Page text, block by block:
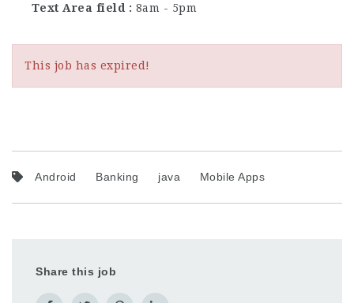
Text Area field
8am - 5pm
This job has expired!
Android Banking java Mobile Apps
Share this job